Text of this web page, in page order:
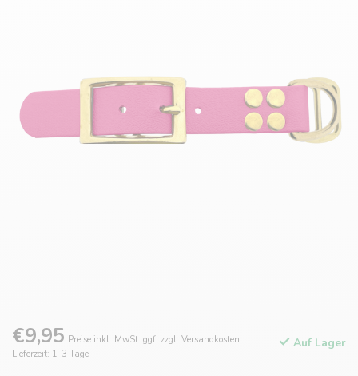
€9,95 Preise inkl. MwSt. ggf. zzgl. Versandkosten.
Lieferzeit: 1-3 Tage
Auf Lager